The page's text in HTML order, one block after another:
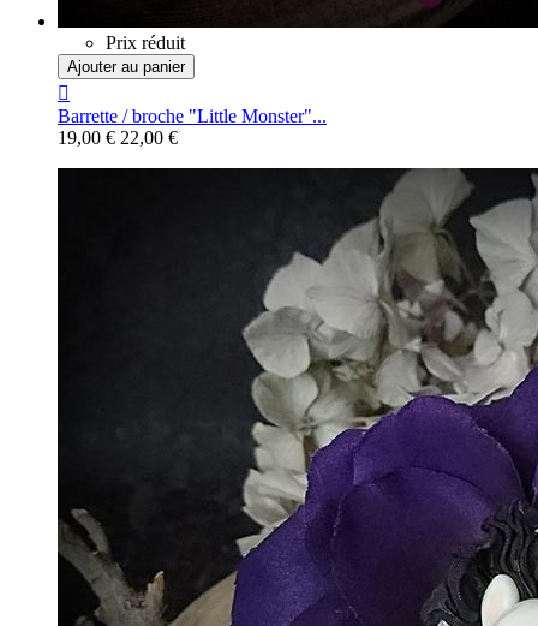
Prix réduit
Ajouter au panier

Barrette / broche "Little Monster"...
19,00 € 22,00 €